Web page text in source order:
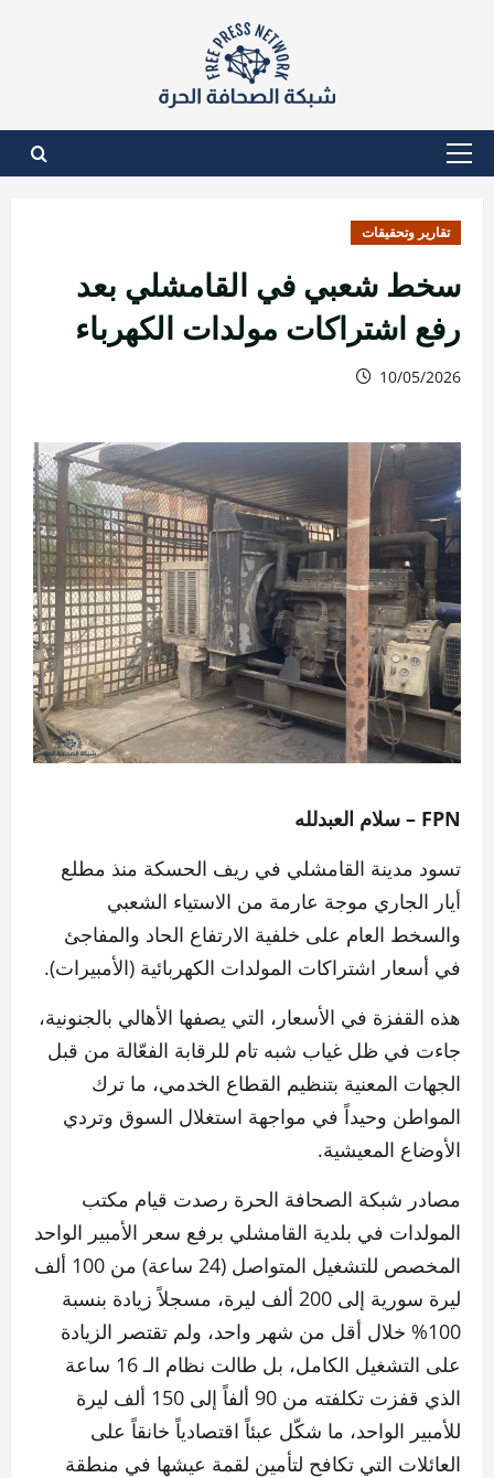
القائمة
تقارير وتحقيقات
سخط شعبي في القامشلي بعد
رفع اشتراكات مولدات الكهرباء
10/05/2026
FPN – سلام العبدلله
تسود مدينة القامشلي في ريف الحسكة منذ مطلع
أيار الجاري موجة عارمة من الاستياء الشعبي
والسخط العام على خلفية الارتفاع الحاد والمفاجئ
في أسعار اشتراكات المولدات الكهربائية (الأمبيرات).
هذه القفزة في الأسعار، التي يصفها الأهالي بالجنونية،
جاءت في ظل غياب شبه تام للرقابة الفعّالة من قبل
الجهات المعنية بتنظيم القطاع الخدمي، ما ترك
المواطن وحيداً في مواجهة استغلال السوق وتردي
الأوضاع المعيشية.
مصادر شبكة الصحافة الحرة رصدت قيام مكتب
المولدات في بلدية القامشلي برفع سعر الأمبير الواحد
المخصص للتشغيل المتواصل (24 ساعة) من 100 ألف
ليرة سورية إلى 200 ألف ليرة، مسجلاً زيادة بنسبة
100% خلال أقل من شهر واحد، ولم تقتصر الزيادة
على التشغيل الكامل، بل طالت نظام الـ 16 ساعة
الذي قفزت تكلفته من 90 ألفاً إلى 150 ألف ليرة
للأمبير الواحد، ما شكّل عبئاً اقتصادياً خانقاً على
العائلات التي تكافح لتأمين لقمة عيشها في منطقة